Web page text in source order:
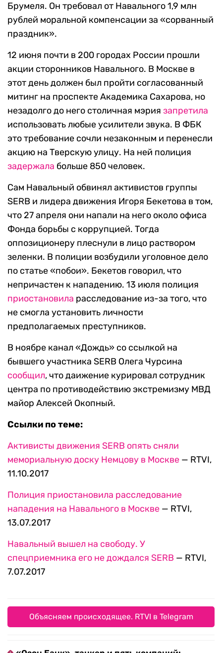
Брумеля. Он требовал от Навального 1,9 млн
рублей моральной компенсации за «сорванный
праздник».
12 июня почти в 200 городах России прошли
акции сторонников Навального. В Москве в
этот день должен был пройти согласованный
митинг на проспекте Академика Сахарова, но
незадолго до него столичная мэрия запретила
использовать любые усилители звука. В ФБК
это требование сочли незаконным и перенесли
акцию на Тверскую улицу. На ней полиция
задержала больше 850 человек.
Сам Навальный обвинял активистов группы
SERB и лидера движения Игоря Бекетова в том,
что 27 апреля они напали на него около офиса
Фонда борьбы с коррупцией. Тогда
оппозиционеру плеснули в лицо раствором
зеленки. В полиции возбудили уголовное дело
по статье «побои». Бекетов говорил, что
непричастен к нападению. 13 июля полиция
приостановила расследование из-за того, что
не смогла установить личности
предполагаемых преступников.
В ноябре канал «Дождь» со ссылкой на
бывшего участника SERB Олега Чурсина
сообщил, что даижение курировал сотрудник
центра по противодействию экстремизму МВД
майор Алексей Окопный.
Ссылки по теме:
Активисты движения SERB опять сняли
мемориальную доску Немцову в Москве — RTVI,
11.10.2017
Полиция приостановила расследование
нападения на Навального в Москве — RTVI,
13.07.2017
Навальный вышел на свободу. У
спецприемника его не дождался SERB — RTVI,
7.07.2017
Объясняем происходящее. RTVI в Telegram